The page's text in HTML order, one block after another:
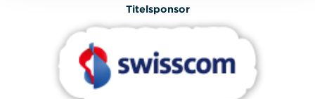
Titelsponsor